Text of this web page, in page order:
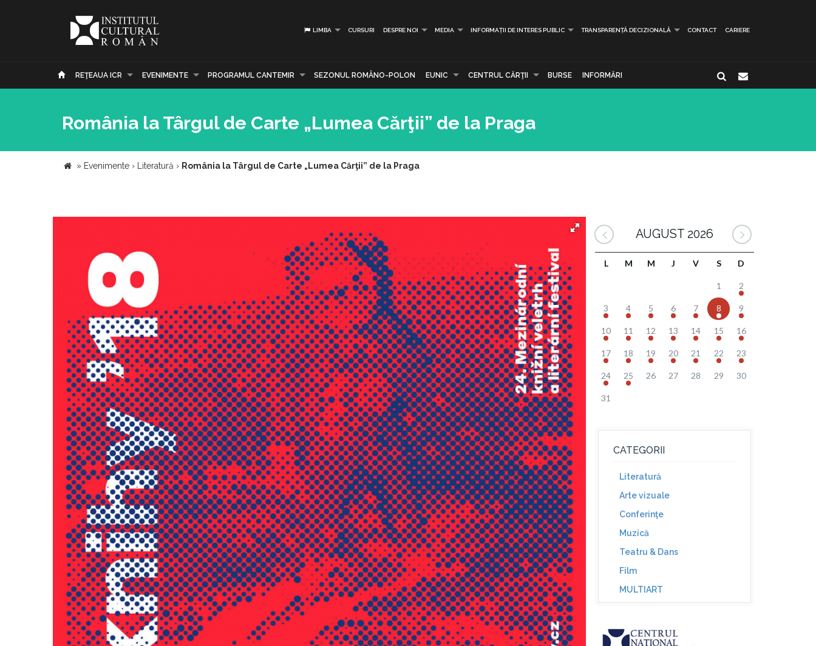
LIMBA CURSURI DESPRE NOI MEDIA INFORMAȚII DE INTERES PUBLIC TRANSPARENȚĂ DECIZIONALĂ CONTACT CARIERE
REŢEAUA ICR EVENIMENTE PROGRAMUL CANTEMIR SEZONUL ROMÂNO-POLON EUNIC CENTRUL CĂRŢII BURSE INFORMĂRI
România la Târgul de Carte „Lumea Cărţii” de la Praga
» Evenimente › Literatură › România la Târgul de Carte „Lumea Cărţii” de la Praga
AUGUST 2026
L M M J V S D
1 2
3 4 5 6 7 8 9
10 11 12 13 14 15 16
17 18 19 20 21 22 23
24 25 26 27 28 29 30
31
CATEGORII
Literatură
Arte vizuale
Conferinţe
Muzică
Teatru & Dans
Film
MULTIART